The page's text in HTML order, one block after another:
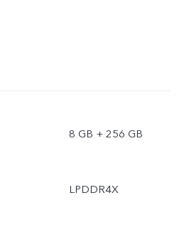
8 GB + 256 GB
LPDDR4X